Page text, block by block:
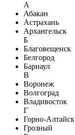
А
Абакан
Астрахань
Архангельск
Б
Благовещенск
Белгород
Барнаул
В
Воронеж
Волгоград
Владивосток
Г
Горно-Алтайск
Грозный